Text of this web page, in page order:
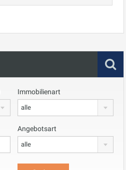
Immobilienart
alle
Angebotsart
alle